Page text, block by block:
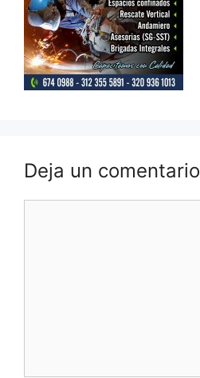
Deja un comentario